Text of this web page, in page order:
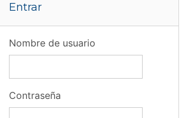
Entrar
Nombre de usuario
Contraseña